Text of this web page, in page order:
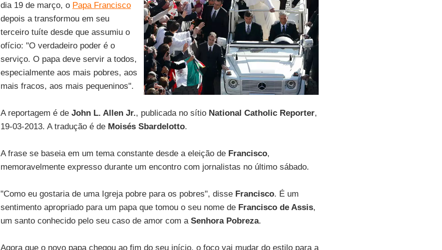
dia 19 de março, o Papa Francisco
depois a transformou em seu
terceiro tuíte desde que assumiu o
ofício: "O verdadeiro poder é o
serviço. O papa deve servir a todos,
especialmente aos mais pobres, aos
mais fracos, aos mais pequeninos".
A reportagem é de John L. Allen Jr., publicada no sítio National Catholic Reporter,
19-03-2013. A tradução é de Moisés Sbardelotto.
A frase se baseia em um tema constante desde a eleição de Francisco,
memoravelmente expresso durante um encontro com jornalistas no último sábado.
"Como eu gostaria de uma Igreja pobre para os pobres", disse Francisco. É um
sentimento apropriado para um papa que tomou o seu nome de Francisco de Assis,
um santo conhecido pelo seu caso de amor com a Senhora Pobreza.
Agora que o novo papa chegou ao fim do seu início, o foco vai mudar do estilo para a